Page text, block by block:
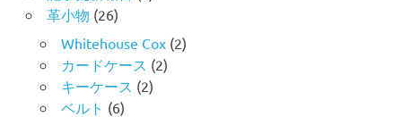
革小物 (26)
Whitehouse Cox(2)
カードケース (2)
キーケース (2)
ベルト (6)